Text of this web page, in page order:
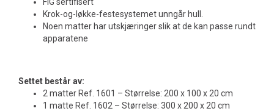
Krok-og-løkke-festesystemet unngår hull.
Noen matter har utskjæringer slik at de kan passe rundt
apparatene
Settet består av:
2 matter Ref. 1601 – Størrelse: 200 x 100 x 20 cm
1 matte Ref. 1602 – Størrelse: 300 x 200 x 20 cm